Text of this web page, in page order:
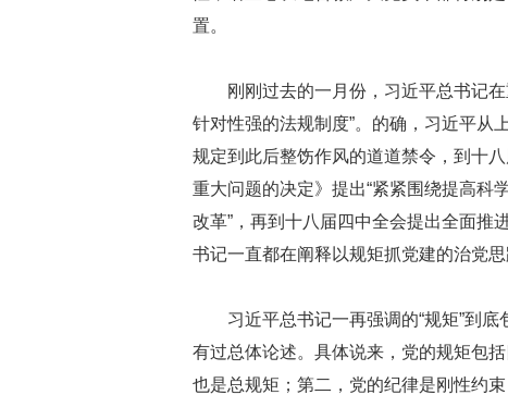
置。
刚刚过去的一月份，习近平总书记
针对性强的法规制度”。的确，习近平从
规定到此后整饬作风的道道禁令，到十
重大问题的决定》提出“紧紧围绕提高科
改革”，再到十八届四中全会提出全面推
书记一直都在阐释以规矩抓党建的治党思
习近平总书记一再强调的“规矩”到
有过总体论述。具体说来，党的规矩包
也是总规矩；第二，党的纪律是刚性约